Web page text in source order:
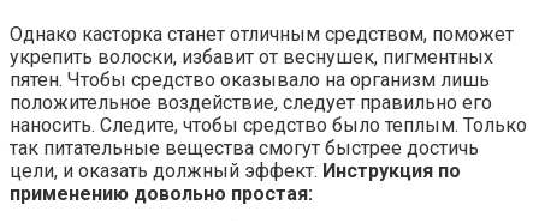
Однако касторка станет отличным средством, поможет
укрепить волоски, избавит от веснушек, пигментных
пятен. Чтобы средство оказывало на организм лишь
положительное воздействие, следует правильно его
наносить. Следите, чтобы средство было теплым. Только
так питательные вещества смогут быстрее достичь
цели, и оказать должный эффект. Инструкция по
применению довольно простая: